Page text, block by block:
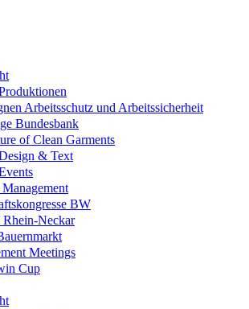
Arbeitsschutz und Arbeitssicherheit
Bundesbank
of Clean Garments
& Text
BW
Neckar
Meetings
Cup